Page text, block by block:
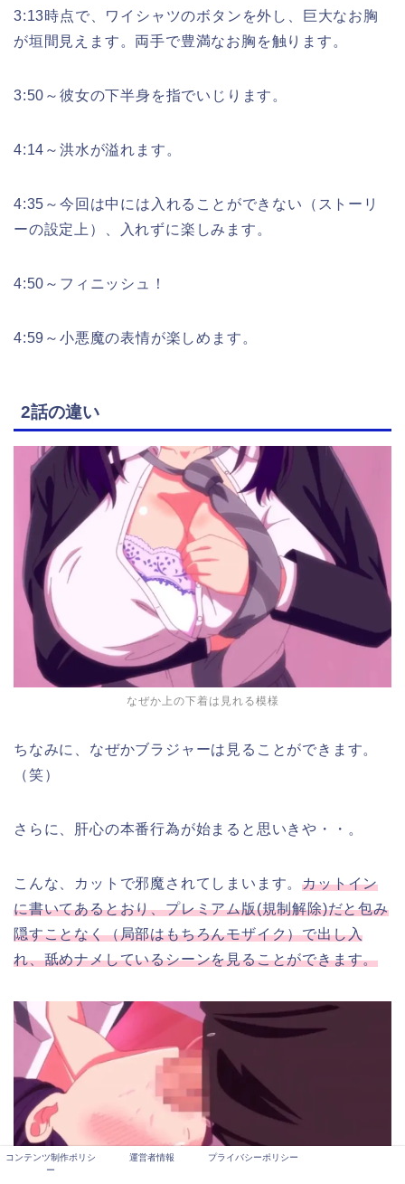
3:13時点で、ワイシャツのボタンを外し、巨大なお胸
が垣間見えます。両手で豊満なお胸を触ります。
3:50～彼女の下半身を指でいじります。
4:14～洪水が溢れます。
4:35～今回は中には入れることができない（ストーリ
ーの設定上）、入れずに楽しみます。
4:50～フィニッシュ！
4:59～小悪魔の表情が楽しめます。
2話の違い
なぜか上の下着は見れる模様
ちなみに、なぜかブラジャーは見ることができます。
（笑）
さらに、肝心の本番行為が始まると思いきや・・。
こんな、カットで邪魔されてしまいます。カットイン
に書いてあるとおり、プレミアム版(規制解除)だと包み
隠すことなく（局部はもちろんモザイク）で出し入
れ、舐めナメしているシーンを見ることができます。
コンテンツ制作ポリシ
ー
運営者情報 プライバシーポリシー